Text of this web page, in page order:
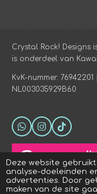
Deze website
analyse-doeleinden
advertenties. Door
maken van de site
Crystal Rock! Designs
is onderdeel van
KvK-nummer:
NL003035929B60
W
h
s
A
p
p
I
n
a
g
r
a
T
i
o
k